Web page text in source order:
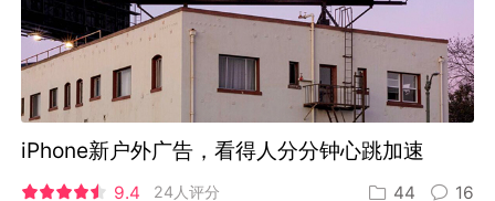
iPhone新户外广告，看得人分分钟心跳加速
9.4 24人评分 44 16